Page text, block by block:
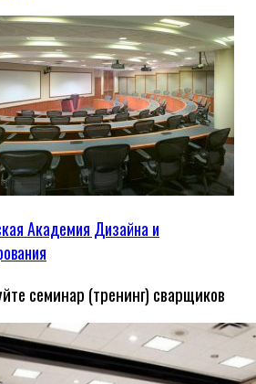
Академия Дизайна и
семинар (тренинг) сварщиков